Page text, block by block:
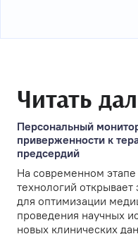
Читать
Персональный
приверженности к
предсердий
На современном
технологий
для оптимизации
проведения научных
новых клинических